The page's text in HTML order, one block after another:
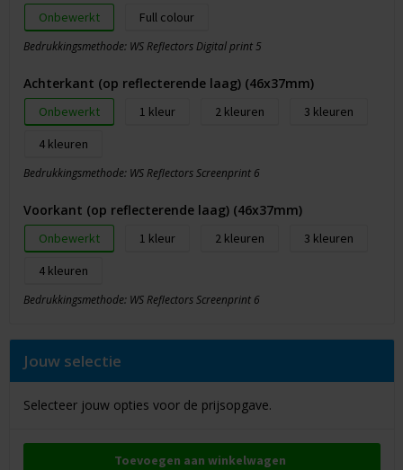
Onbewerkt Full colour
Bedrukkingsmethode: WS Reflectors Digital print 5
Achterkant (op reflecterende laag) (46x37mm)
Onbewerkt 1 2
3
4
Bedrukkingsmethode: WS Reflectors Screenprint 6
Voorkant (op reflecterende laag) (46x37mm)
Onbewerkt 1 2
3
4
Bedrukkingsmethode: WS Reflectors Screenprint 6
Jouw selectie
Selecteer jouw opties voor de prijsopgave.
Toevoegen aan winkelwagen